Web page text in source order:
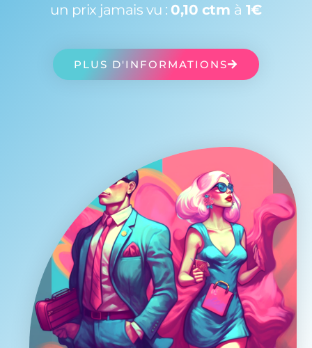
un prix jamais vu : 0,10 ctm à 1€
PLUS D'INFORMATIONS